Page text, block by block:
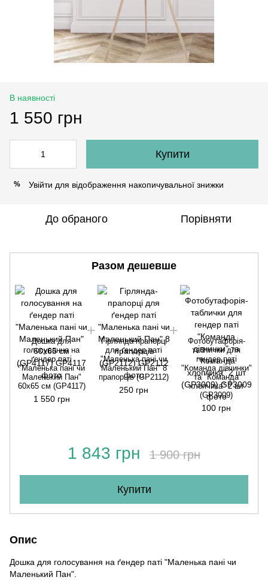
В наявності
1 550 грн
Купити
% Увійти для відображення накопичувальної знижки
До обраного Порівняти
Разом дешевше
Дошка для
голосування на
ґендер паті
"Маленька пані чи
Маленький Пан"
60х65 см (GP4117)
1 550 грн
Гірлянда-прапорці
для ґендер паті
"Маленька пані чи
Маленький Пан" 8
прапорців (GP2112)
250 грн
Фотобутафорія-
таблички для
гендер паті
"Команда дівчинки"
та "Команда
хлопчика" 2 шт
(GP3009)
100 грн
1 843 грн 1 900 грн
Купити
Опис
Дошка для голосування на ґендер паті "Маленька пані чи
Маленький Пан".